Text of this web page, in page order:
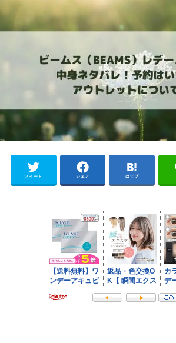
ツイート シェア はてブ